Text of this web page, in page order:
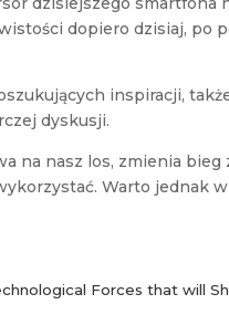
dopiero dzisiaj, po
inspiracji,
dyskusji.
na nasz los, zmienia
Warto jednak
Forces that will